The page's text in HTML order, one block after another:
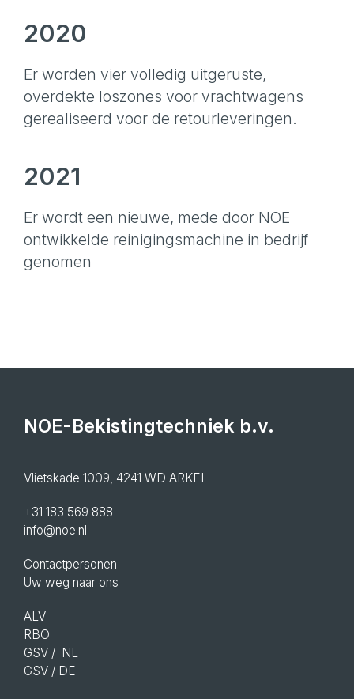
2020
Er worden vier volledig uitgeruste,
overdekte loszones voor vrachtwagens
gerealiseerd voor de retourleveringen.
2021
Er wordt een nieuwe, mede door NOE
ontwikkelde reinigingsmachine in bedrijf
genomen
NOE-Bekistingtechniek b.v.
Vlietskade 1009, 4241 WD ARKEL
+31 183 569 888
info@noe.nl
Contactpersonen
Uw weg naar ons
ALV
RBO
GSV / NL
GSV / DE